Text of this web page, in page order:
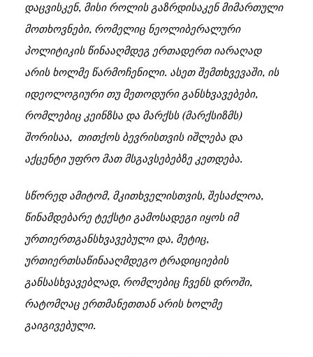
დაცვისკენ, მისი როლის გაზრდისაკენ მიმართული
მოთხოვნები, რომელიც ნეოლიბერალური
პოლიტიკის წინააღმდეგ ერთადერთ იარაღად
არის ხოლმე წარმოჩენილი. ასეთ შემთხვევაში, ის
იდეოლოგიური თუ მეთოდური განსხვავებები,
რომლებიც კეინზსა და მარქსს (მარქსიზმს)
შორისაა, თითქოს ბევრისთვის იშლება და
აქცენტი უფრო მათ მსგავსებებზე კეთდება.
სწორედ ამიტომ, მკითხველისთვის, შესაძლოა,
წინამდებარე ტექსტი გამოსადეგი იყოს იმ
ურთიერთგანსხვავებული და, მეტიც,
ურთიერთსაწინააღმდეგო ტრადიციების
განსასხვავებლად, რომლებიც ჩვენს დროში,
რატომღაც ერთმანეთთან არის ხოლმე
გაიგივებული.